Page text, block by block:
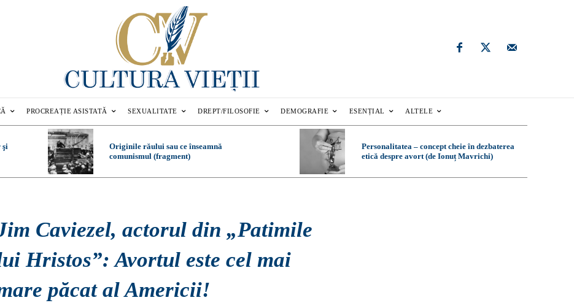
PROCREAȚIE ASISTATĂ SEXUALITATE DREPT/FILOSOFIE DEMOGRAFIE ESENȚIAL ALTELE
şi
Originile răului sau ce înseamnă
comunismul (fragment)
Personalitatea – concept cheie în dezbaterea
etică despre avort (de Ionuț Mavrichi)
Caviezel, actorul din „Patimile
Hristos”: Avortul este cel mai
păcat al Americii!